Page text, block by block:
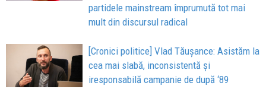
partidele mainstream împrumută tot mai
mult din discursul radical
[Cronici politice] Vlad Tăușance: Asistăm la
cea mai slabă, inconsistentă și
iresponsabilă campanie de după ‘89